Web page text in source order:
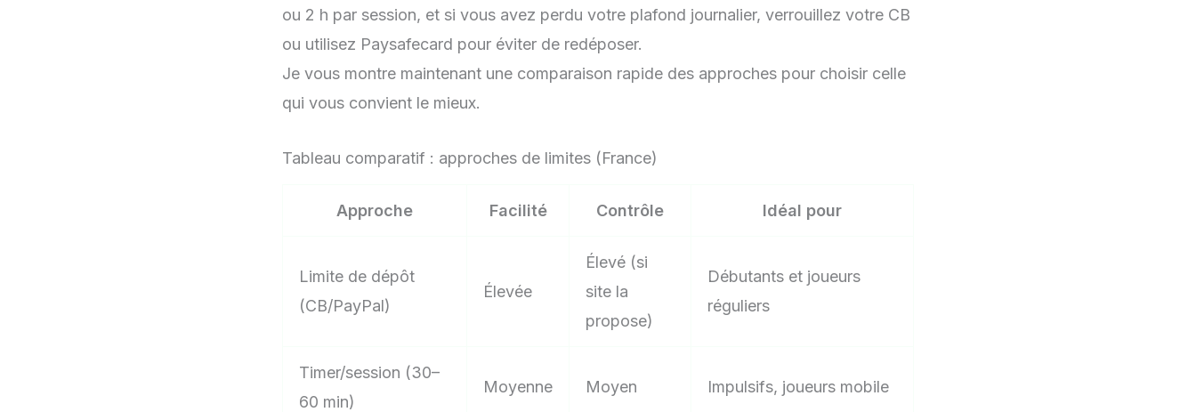
ou 2 h par session, et si vous avez perdu votre plafond journalier, verrouillez votre CB
ou utilisez Paysafecard pour éviter de redéposer.
Je vous montre maintenant une comparaison rapide des approches pour choisir celle
qui vous convient le mieux.
Tableau comparatif : approches de limites (France)
Approche Facilité Contrôle Idéal pour
Limite de dépôt
(CB/PayPal)
Élevée
Élevé (si
site la
propose)
Débutants et joueurs
réguliers
Timer/session (30–
60 min)
Moyenne Moyen Impulsifs, joueurs mobile